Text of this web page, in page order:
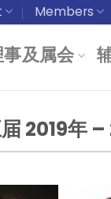
Members
及属会
2019年